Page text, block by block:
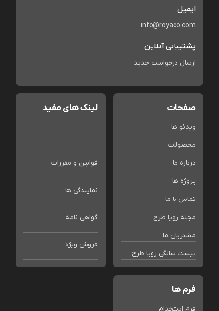
ایمیل
info@royaco.com
پشتیبانی آنلاین
ارسال درخواست جدید
صفحات
ویدئو ها
محصولات
درباره ما
پروژه ها
تماس با ما
مجله رویا طرح
مشتریان ما
بیست سالگی رویا طرح
لینک های مفید
قوانین و مقررات
نمایندگی ها
گواهی نامه
فروش ویژه
فرم ها
فرم استخدام